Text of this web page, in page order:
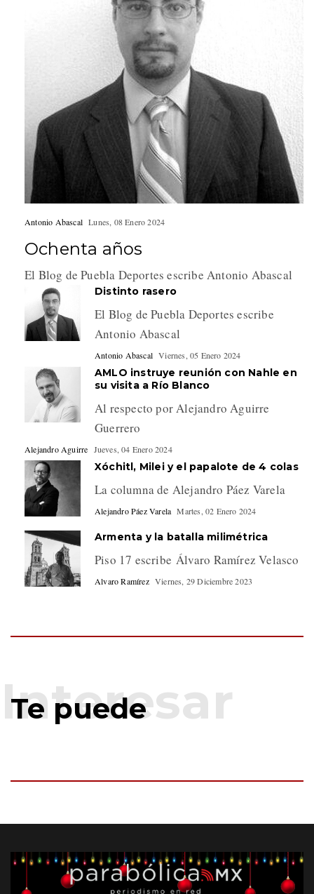
Antonio Abascal Lunes, 08 Enero 2024
Ochenta años
El Blog de Puebla Deportes escribe Antonio Abascal
Distinto rasero
El Blog de Puebla Deportes escribe
Antonio Abascal
Antonio Abascal Viernes, 05 Enero 2024
AMLO instruye reunión con Nahle en
su visita a Río Blanco
Al respecto por Alejandro Aguirre
Guerrero
Alejandro Aguirre Jueves, 04 Enero 2024
Xóchitl, Milei y el papalote de 4 colas
La columna de Alejandro Páez Varela
Alejandro Páez Varela Martes, 02 Enero 2024
Armenta y la batalla milimétrica
Piso 17 escribe Álvaro Ramírez Velasco
Alvaro Ramírez Viernes, 29 Diciembre 2023
Te puede